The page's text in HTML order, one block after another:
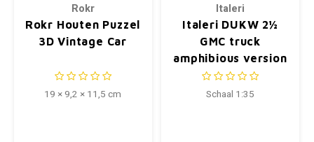
Rokr
Rokr Houten Puzzel
3D Vintage Car
19 × 9,2 × 11,5 cm
Italeri
Italeri DUKW 2½
GMC truck
amphibious version
D DAY eighty years
Schaal 1:35